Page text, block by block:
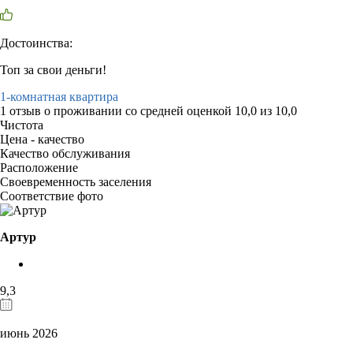
Достоинства:
Топ за свои деньги!
1-комнатная квартира
1 отзыв о проживании со средней оценкой 10,0 из 10,0
Чистота
Цена - качество
Качество обслуживания
Расположение
Своевременность заселения
Соответствие фото
Артур
9,3
июнь 2026